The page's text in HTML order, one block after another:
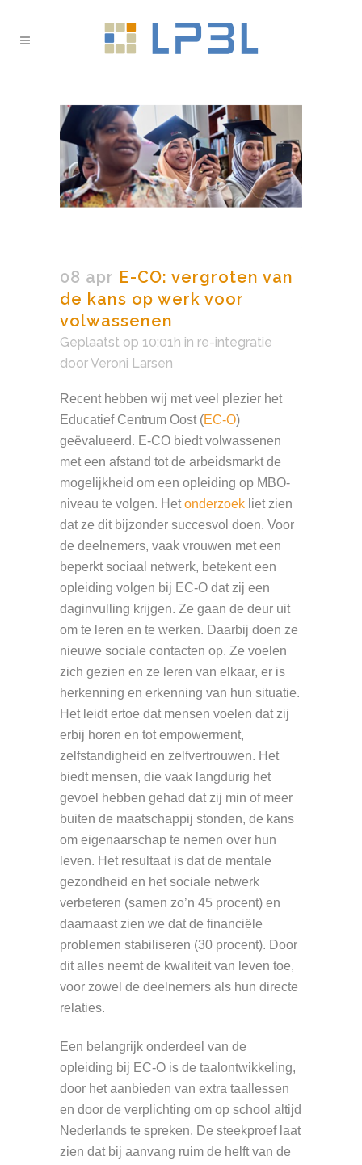
08 apr E-CO: vergroten van
de kans op werk voor
volwassenen
Geplaatst op 10:01h in re-integratie
doorVeroni Larsen
Recent hebben wij met veel plezier het
Educatief Centrum Oost (EC-O)
geëvalueerd. E-CO biedt volwassenen
met een afstand tot de arbeidsmarkt de
mogelijkheid om een opleiding op MBO-
niveau te volgen. Hetonderzoek liet zien
dat ze dit bijzonder succesvol doen. Voor
de deelnemers, vaak vrouwen met een
beperkt sociaal netwerk, betekent een
opleiding volgen bij EC-O dat zij een
daginvulling krijgen. Ze gaan de deur uit
om te leren en te werken. Daarbij doen ze
nieuwe sociale contacten op. Ze voelen
zich gezien en ze leren van elkaar, er is
herkenning en erkenning van hun situatie.
Het leidt ertoe dat mensen voelen dat zij
erbij horen en tot empowerment,
zelfstandigheid en zelfvertrouwen. Het
biedt mensen, die vaak langdurig het
gevoel hebben gehad dat zij min of meer
buiten de maatschappij stonden, de kans
om eigenaarschap te nemen over hun
leven. Het resultaat is dat de mentale
gezondheid en het sociale netwerk
verbeteren (samen zo’n 45 procent) en
daarnaast zien we dat de financiële
problemen stabiliseren (30 procent). Door
dit alles neemt de kwaliteit van leven toe,
voor zowel de deelnemers als hun directe
relaties.
Een belangrijk onderdeel van de
opleiding bij EC-O is de taalontwikkeling,
door het aanbieden van extra taallessen
en door de verplichting om op school altijd
Nederlands te spreken. De steekproef laat
zien dat bij aanvang ruim de helft van de